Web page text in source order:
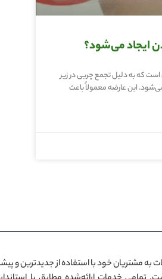
ایجاد می‌شود؟
که به دلیل تجمع چربی در زیر
این عارضه معمولاً باعث
مشتریان خود با استفاده از جدیدترین و